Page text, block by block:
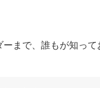
まで、誰もが知って